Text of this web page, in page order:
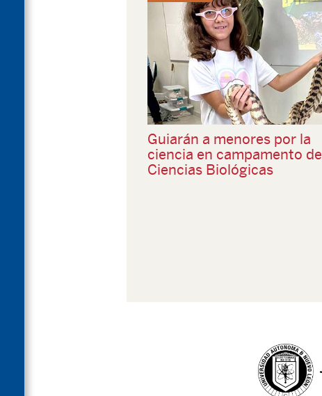
Guiarán a menores por la
ciencia en campamento de
Ciencias Biológicas